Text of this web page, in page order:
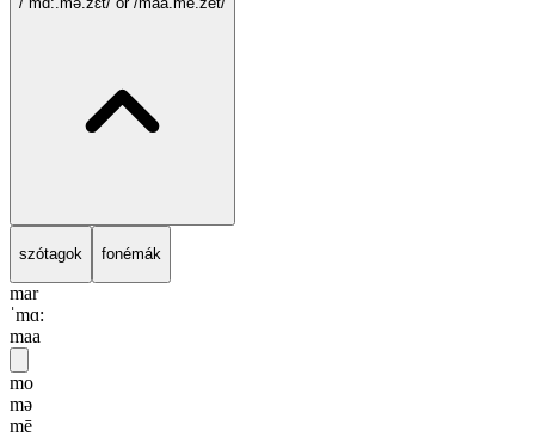
szótagok fonémák
mar
ˈmɑ:
maa
mo
mə
mē